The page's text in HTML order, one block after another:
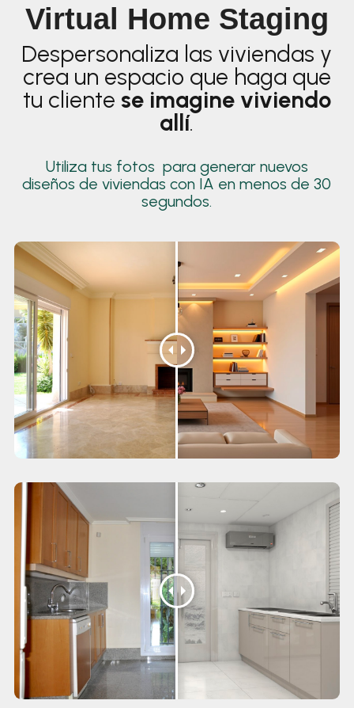
Virtual Home Staging
Despersonaliza las viviendas y
crea un espacio que haga que
tu cliente se imagine viviendo
allí.
Utiliza tus fotos para generar nuevos
diseños de viviendas con IA en menos de 30
segundos.